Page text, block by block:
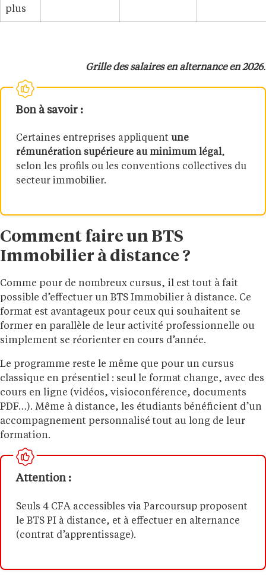
plus
Grille des salaires en alternance en 2026.
Bon à savoir :
Certaines entreprises appliquent une
rémunération supérieure au minimum légal,
selon les profils ou les conventions collectives du
secteur immobilier.
Comment faire un BTS
Immobilier à distance ?
Comme pour de nombreux cursus, il est tout à fait
possible d’effectuer un BTS Immobilier à distance. Ce
format est avantageux pour ceux qui souhaitent se
former en parallèle de leur activité professionnelle ou
simplement se réorienter en cours d’année.
Le programme reste le même que pour un cursus
classique en présentiel : seul le format change, avec des
cours en ligne (vidéos, visioconférence, documents
PDF…). Même à distance, les étudiants bénéficient d’un
accompagnement personnalisé tout au long de leur
formation.
Attention :
Seuls 4 CFA accessibles via Parcoursup proposent
le BTS PI à distance, et à effectuer en alternance
(contrat d’apprentissage).